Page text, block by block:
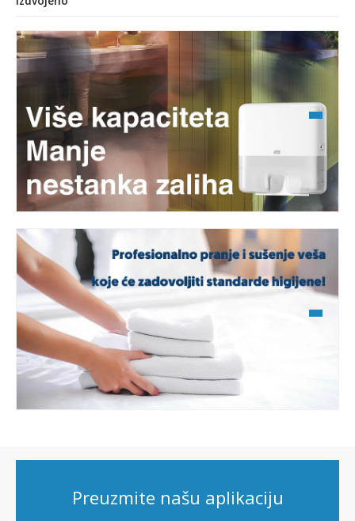
Preuzmite našu aplikaciju